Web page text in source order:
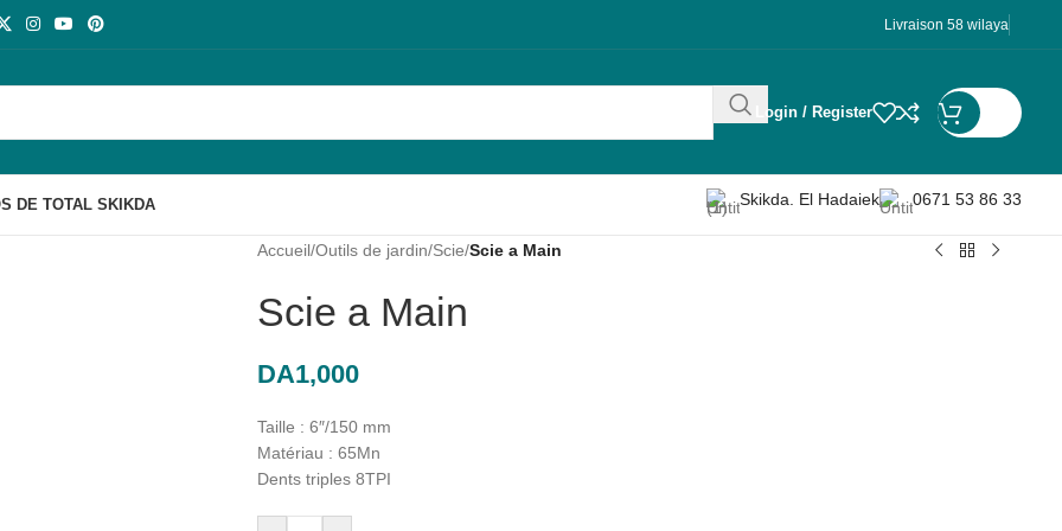
Livraison 58 wilaya
Login / Register
DE TOTAL SKIKDA Skikda. El Hadaiek 0671 53 86 33
Accueil/Outils de jardin/Scie/Scie a Main
Scie a Main
DA1,000
Taille : 6″/150 mm
Matériau : 65Mn
Dents triples 8TPI